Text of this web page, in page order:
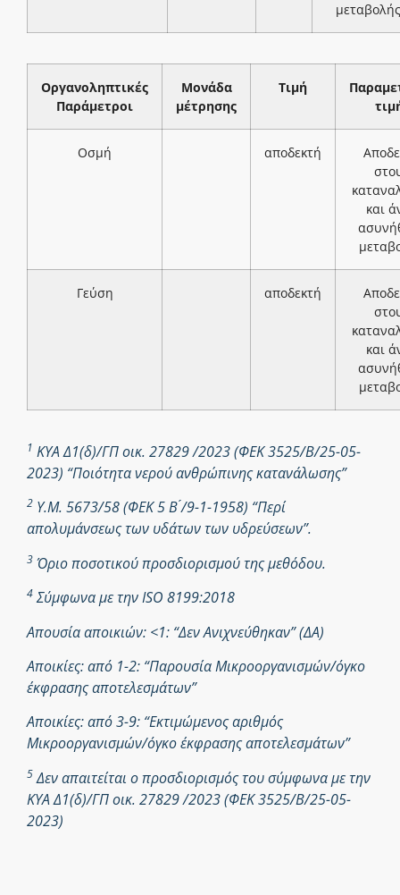
μεταβολής
Οργανοληπτικές
Παράμετροι
Μονάδα
μέτρησης
Τιμή
Οσμή αποδεκτή
και
Γεύση αποδεκτή
και
1 ΚΥΑ Δ1(δ)/ΓΠ οικ. 27829 /2023 (ΦΕΚ 3525/Β/25-05-
2023) “Ποιότητα νερού ανθρώπινης κατανάλωσης”
2 Υ.Μ. 5673/58 (ΦΕΚ 5 Β ́/9-1-1958) “Περί
απολυμάνσεως των υδάτων των υδρεύσεων”.
3 Όριο ποσοτικού προσδιορισμού της μεθόδου.
4Σύμφωνα με την ISO 8199:2018
Απουσία αποικιών: <1: “Δεν Ανιχνεύθηκαν” (ΔΑ)
Αποικίες: από 1-2: “Παρουσία Μικροοργανισμών/όγκο
έκφρασης αποτελεσμάτων”
Αποικίες: από 3-9: “Εκτιμώμενος αριθμός
Μικροοργανισμών/όγκο έκφρασης αποτελεσμάτων”
5Δεν απαιτείται ο προσδιορισμός του σύμφωνα με την
ΚΥΑ Δ1(δ)/ΓΠ οικ. 27829 /2023 (ΦΕΚ 3525/Β/25-05-
2023)